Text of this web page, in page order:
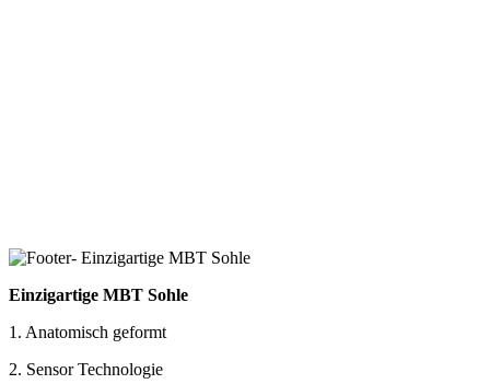
Einzigartige MBT Sohle
1. Anatomisch geformt
2. Sensor Technologie